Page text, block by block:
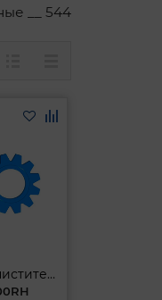
__ 544
Щетка стеклоочистителя гибридная